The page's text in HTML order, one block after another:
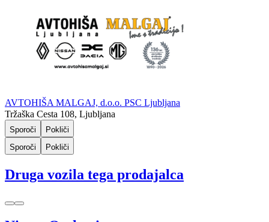
AVTOHIŠA MALGAJ, d.o.o. PSC Ljubljana
Tržaška Cesta 108, Ljubljana
Sporoči
Pokliči
Sporoči
Pokliči
Druga vozila tega prodajalca